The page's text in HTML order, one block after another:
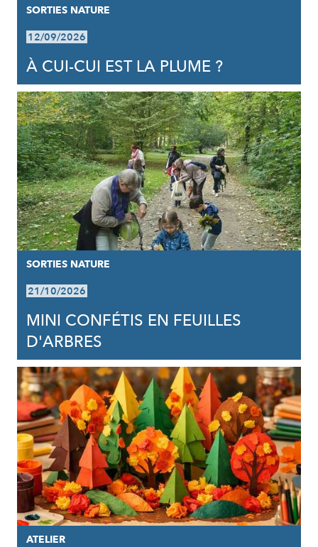
SORTIES NATURE
12/09/2026
À CUI-CUI EST LA PLUME ?
SORTIES NATURE
21/10/2026
MINI CONFÉTIS EN FEUILLES
D'ARBRES
ATELIER